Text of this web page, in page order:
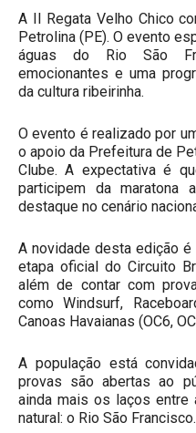
A II Regata Velho Chico
Petrolina (PE). O evento
águas do Rio São
emocionantes e uma
da cultura ribeirinha.
O evento é realizado por
o apoio da Prefeitura de
Clube. A expectativa é
participem da maratona
destaque no cenário
A novidade desta edição
etapa oficial do Circuito
além de contar com
como Windsurf,
Canoas Havaianas (OC6,
A população está
provas são abertas ao
ainda mais os laços
natural: o Rio São Francisco.